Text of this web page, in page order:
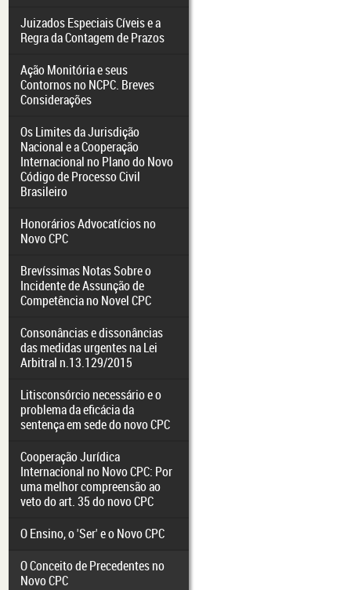
Juizados Especiais Cíveis e a
Regra da Contagem de Prazos
Ação Monitória e seus
Contornos no NCPC. Breves
Considerações
Os Limites da Jurisdição
Nacional e a Cooperação
Internacional no Plano do Novo
Código de Processo Civil
Brasileiro
Honorários Advocatícios no
Novo CPC
Brevíssimas Notas Sobre o
Incidente de Assunção de
Competência no Novel CPC
Consonâncias e dissonâncias
das medidas urgentes na Lei
Arbitral n.13.129/2015
Litisconsórcio necessário e o
problema da eficácia da
sentença em sede do novo CPC
Cooperação Jurídica
Internacional no Novo CPC: Por
uma melhor compreensão ao
veto do art. 35 do novo CPC
O Ensino, o 'Ser' e o Novo CPC
O Conceito de Precedentes no
Novo CPC